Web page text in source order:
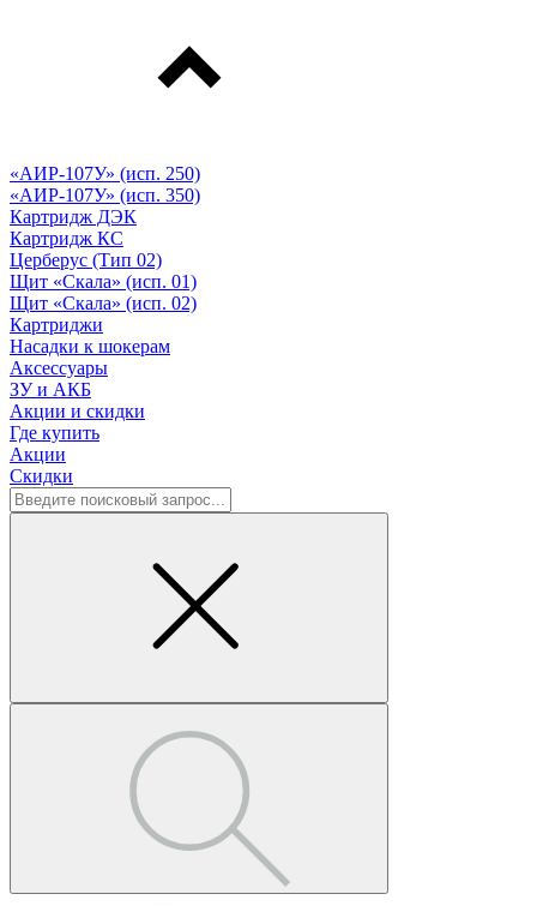
«АИР-107У» (исп. 250)
«АИР-107У» (исп. 350)
Картридж ДЭК
Картридж КС
Церберус (Тип 02)
Щит «Скала» (исп. 01)
Щит «Скала» (исп. 02)
Картриджи
Насадки к шокерам
Аксессуары
ЗУ и АКБ
Акции и скидки
Где купить
Акции
Скидки